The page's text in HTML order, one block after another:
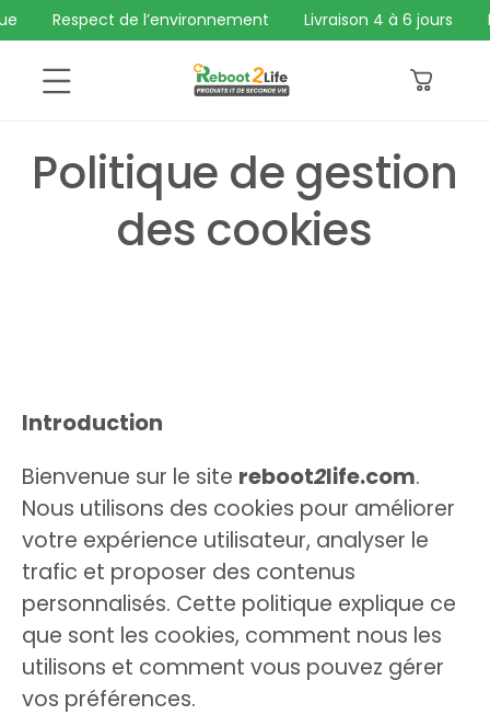
passer
contenu
Respect de l’environnement Livraison 4 à 6 jours
Panier
Politique de gestion
des cookies
Introduction
Bienvenue sur le site reboot2life.com.
Nous utilisons des cookies pour améliorer
votre expérience utilisateur, analyser le
trafic et proposer des contenus
personnalisés. Cette politique explique ce
que sont les cookies, comment nous les
utilisons et comment vous pouvez gérer
vos préférences.